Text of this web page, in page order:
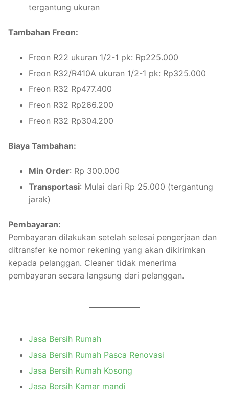
tergantung ukuran
Tambahan Freon:
Freon R22 ukuran 1/2-1 pk: Rp225.000
Freon R32/R410A ukuran 1/2-1 pk: Rp325.000
Freon R32 Rp477.400
Freon R32 Rp266.200
Freon R32 Rp304.200
Biaya Tambahan:
Min Order: Rp 300.000
Transportasi: Mulai dari Rp 25.000 (tergantung
jarak)
Pembayaran:
Pembayaran dilakukan setelah selesai pengerjaan dan
ditransfer ke nomor rekening yang akan dikirimkan
kepada pelanggan. Cleaner tidak menerima
pembayaran secara langsung dari pelanggan.
Jasa Bersih Rumah
Jasa Bersih Rumah Pasca Renovasi
Jasa Bersih Rumah Kosong
Jasa Bersih Kamar mandi